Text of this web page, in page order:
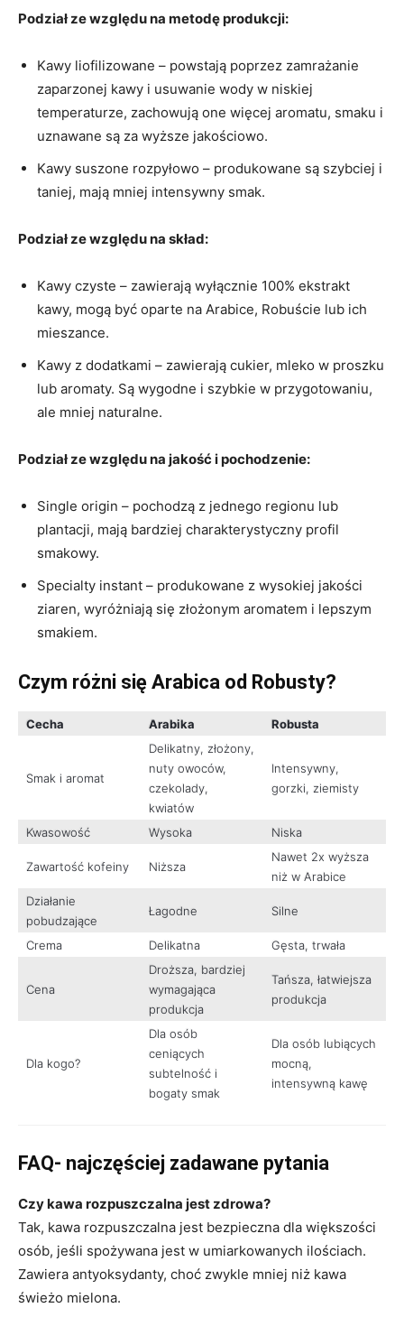
Podział ze względu na metodę produkcji:
Kawy liofilizowane – powstają poprzez zamrażanie
zaparzonej kawy i usuwanie wody w niskiej
temperaturze, zachowują one więcej aromatu, smaku i
uznawane są za wyższe jakościowo.
Kawy suszone rozpyłowo – produkowane są szybciej i
taniej, mają mniej intensywny smak.
Podział ze względu na skład:
Kawy czyste – zawierają wyłącznie 100% ekstrakt
kawy, mogą być oparte na Arabice, Robuście lub ich
mieszance.
Kawy z dodatkami – zawierają cukier, mleko w proszku
lub aromaty. Są wygodne i szybkie w przygotowaniu,
ale mniej naturalne.
Podział ze względu na jakość i pochodzenie:
Single origin – pochodzą z jednego regionu lub
plantacji, mają bardziej charakterystyczny profil
smakowy.
Specialty instant – produkowane z wysokiej jakości
ziaren, wyróżniają się złożonym aromatem i lepszym
smakiem.
Czym różni się Arabica od Robusty?
Cecha Arabika Robusta
Smak i aromat
Delikatny, złożony,
nuty owoców,
czekolady,
kwiatów
Intensywny,
gorzki, ziemisty
Kwasowość Wysoka Niska
Zawartość kofeiny Niższa
Nawet 2x wyższa
niż w Arabice
Działanie
pobudzające
Łagodne Silne
Crema Delikatna Gęsta, trwała
Cena
Droższa, bardziej
wymagająca
produkcja
Tańsza, łatwiejsza
produkcja
Dla kogo?
Dla osób
ceniących
subtelność i
bogaty smak
Dla osób lubiących
mocną,
intensywną kawę
FAQ- najczęściej zadawane pytania
Czy kawa rozpuszczalna jest zdrowa?
Tak, kawa rozpuszczalna jest bezpieczna dla większości
osób, jeśli spożywana jest w umiarkowanych ilościach.
Zawiera antyoksydanty, choć zwykle mniej niż kawa
świeżo mielona.